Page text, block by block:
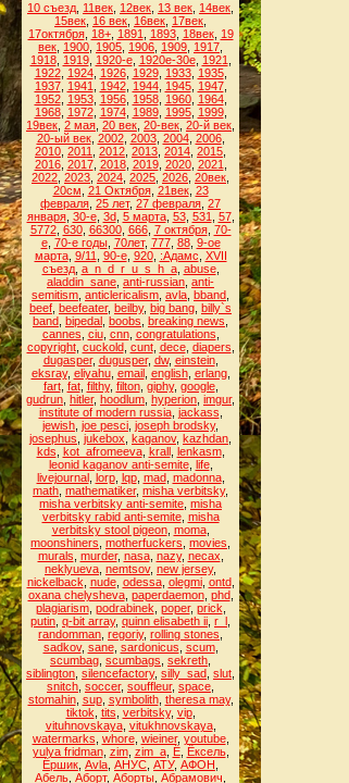
10 съезд 11век 12век 13 век 14век
15век 16 век 16век 17век
17октября, 18+, 1891 1893, 18век, 19
век 1900 1905 1906 1909 1917
1918, 1919, 1920-е, 1920е-30е, 1921
1922, 1924, 1926, 1929, 1933, 1935,
1937, 1941 1942, 1944, 1945, 1947,
1952, 1953, 1956, 1958, 1960, 1964,
1968, 1972, 1974, 1989, 1995, 1999,
19век 2 мая 20 век 20-век 20-й век
20-ый век, 2002, 2003, 2004, 2006,
2010 2011 2012 2013 2014 2015
2016, 2017, 2018, 2019, 2020, 2021
2022 2023 2024 2025 2026 20век
20см 21 Октября, 21век, 23
февраля 25 лет, 27 февраля 27
января, 30-е, 3d, 5 марта, 53, 531 57,
5772, 630, 66300, 666, 7 октября, 70-
е, 70-е годы, 70лет, 777, 88, 9-ое
марта, 9/11 90-е, 920, :Адамс XVII
съезд, a_n_d_r_u_s_h_a, abuse,
aladdin_sane anti-russian anti-
semitism anticlericalism avla bband
beef beefeater, beilby, big bang billy`s
band bipedal boobs breaking news
cannes ciu, cnn, congratulations
copyright, cuckold, cunt, dece, diapers
dugasper, dugusper, dw, einstein,
eksray, eliyahu, email, english, erlang,
fart, fat, filthy, filton, giphy, google,
gudrun hitler, hoodlum hyperion imgur,
institute of modern russia, jackass
jewish joe pesci joseph brodsky,
josephus jukebox kaganov, kazhdan
kds kot_afromeeva, krall, lenkasm,
leonid kaganov anti-semite, life,
livejournal, lorp, lqp, mad, madonna,
math mathematiker, misha verbitsky,
misha verbitsky anti-semite misha
verbitsky rabid anti-semite, misha
verbitsky stool pigeon, moma,
moonshiners motherfuckers movies
murals murder, nasa, nazy, necax
neklyueva nemtsov, new jersey,
nickelback nude, odessa, olegmi, ontd,
oxana chelysheva, paperdaemon, phd,
plagiarism, podrabinek poper, prick
putin q-bit array, quinn elisabeth ii r_l
randomman regoriy, rolling stones
sadkov, sane, sardonicus scum,
scumbag scumbags sekreth
siblington silencefactory, silly_sad slut
snitch soccer, souffleur, space
stomahin, sup, symbolith, theresa may,
tiktok tits verbitsky, vip,
vituhnovskaya, vitukhnovskaya,
watermarks whore, wieiner, youtube,
yulya fridman, zim, zim_a, Ё, Ёксель,
Ёршик Аvla АНУС АТУ, АФОН
Абель Аборт, Аборты Абрамович